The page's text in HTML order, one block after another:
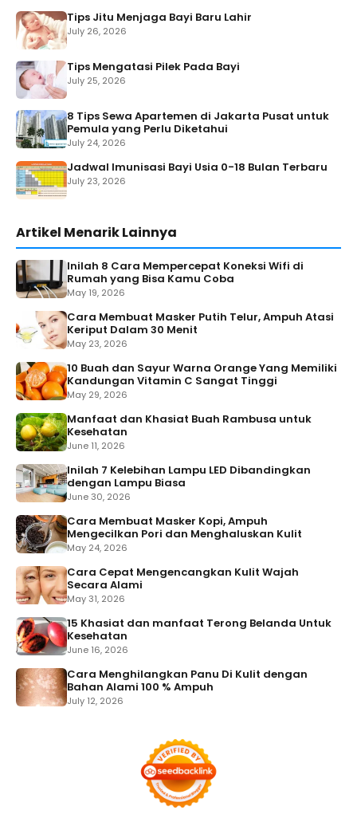
Tips Jitu Menjaga Bayi Baru Lahir
July 26, 2026
Tips Mengatasi Pilek Pada Bayi
July 25, 2026
8 Tips Sewa Apartemen di Jakarta Pusat untuk
Pemula yang Perlu Diketahui
July 24, 2026
Jadwal Imunisasi Bayi Usia 0-18 Bulan Terbaru
July 23, 2026
Artikel Menarik Lainnya
Inilah 8 Cara Mempercepat Koneksi Wifi di
Rumah yang Bisa Kamu Coba
May 19, 2026
Cara Membuat Masker Putih Telur, Ampuh Atasi
Keriput Dalam 30 Menit
May 23, 2026
10 Buah dan Sayur Warna Orange Yang Memiliki
Kandungan Vitamin C Sangat Tinggi
May 29, 2026
Manfaat dan Khasiat Buah Rambusa untuk
Kesehatan
June 11, 2026
Inilah 7 Kelebihan Lampu LED Dibandingkan
dengan Lampu Biasa
June 30, 2026
Cara Membuat Masker Kopi, Ampuh
Mengecilkan Pori dan Menghaluskan Kulit
May 24, 2026
Cara Cepat Mengencangkan Kulit Wajah
Secara Alami
May 31, 2026
15 Khasiat dan manfaat Terong Belanda Untuk
Kesehatan
June 16, 2026
Cara Menghilangkan Panu Di Kulit dengan
Bahan Alami 100 % Ampuh
July 12, 2026